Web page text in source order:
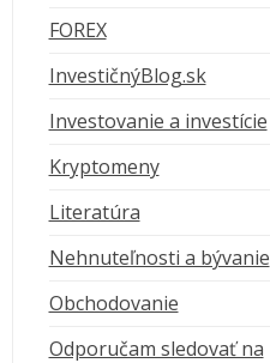
FOREX
InvestičnýBlog.sk
Investovanie a investície
Kryptomeny
Literatúra
Nehnuteľnosti a bývanie
Obchodovanie
Odporučam sledovať na